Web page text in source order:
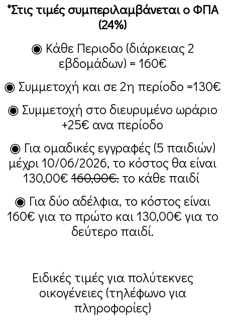
*Στις τιμές συμπεριλαμβάνεται ο ΦΠΑ
(24%)
◉ Κάθε Περιοδο (διάρκειας 2
εβδομάδων) = 160€
◉ Συμμετοχή και σε 2η περίοδο =130€
◉ Συμμετοχή στο διευρυμένο ωράριο
+25€ ανα περίοδο
◉ Για ομαδικές εγγραφές (5 παιδιών)
μέχρι 10/06/2026, το κόστος θα είναι
130,00€160,00€.το κάθε παιδί
◉ Για δύο αδέλφια, το κόστος είναι
160€ για το πρώτο και 130,00€ για το
δεύτερο παιδί.
Ειδικές τιμές για πολύτεκνες
οικογένειες (τηλέφωνο για
πληροφορίες)